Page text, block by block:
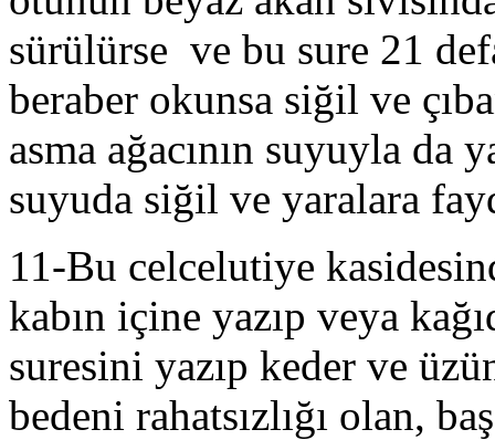
sürülürse ve bu sure 21
beraber okunsa siğil ve
asma ağacının suyuyla da
suyuda siğil ve yaralara
11-Bu celcelutiye
kabın içine yazıp veya
suresini yazıp keder ve
bedeni rahatsızlığı olan,